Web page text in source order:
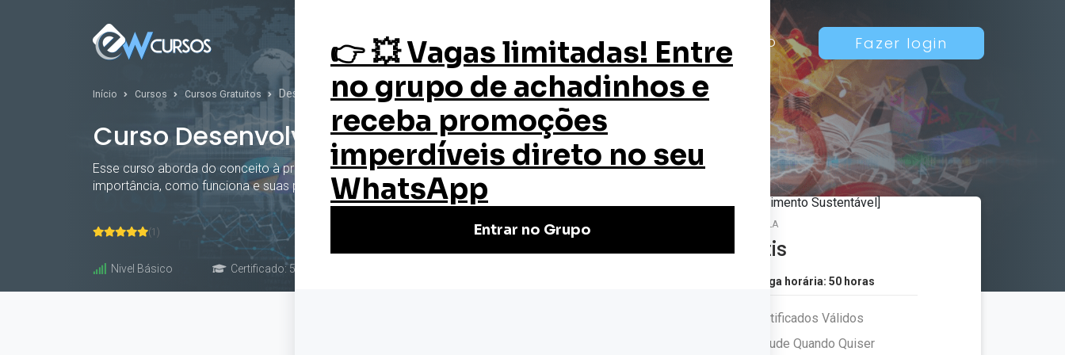
Cursos Quem Somos Certificado Blog Contato Fazer login
Início Cursos Cursos Gratuitos Desenvolvimento Sustentável
Curso Desenvolvimento Sustentável
Esse curso aborda do conceito à prática do desenvolvimento sustentável, sua
importância, como funciona e suas políticas de aplicação nas comunidades.
(1)
Nivel Básico Certificado: 50 horas
MATRÍCULA
Grátis
Carga horária: 50 horas
Certificados Válidos
Estude Quando Quiser